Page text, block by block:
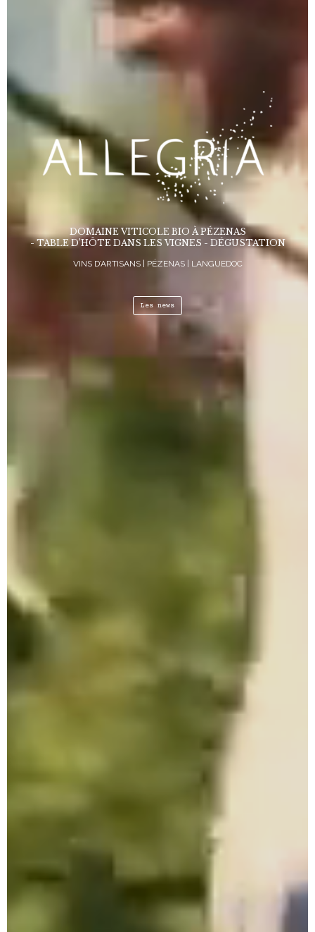
DOMAINE VITICOLE BIO À PÉZENAS
- TABLE D’HÔTE DANS LES VIGNES - DÉGUSTATION
VINS D’ARTISANS | PÉZENAS | LANGUEDOC
Les news